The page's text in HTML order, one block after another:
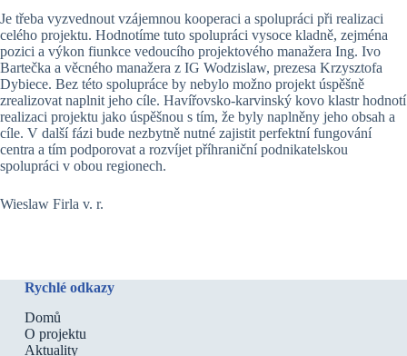
Je třeba vyzvednout vzájemnou kooperaci a spolupráci při realizaci
celého projektu. Hodnotíme tuto spolupráci vysoce kladně, zejména
pozici a výkon fiunkce vedoucího projektového manažera Ing. Ivo
Bartečka a věcného manažera z IG Wodzislaw, prezesa Krzysztofa
Dybiece. Bez této spolupráce by nebylo možno projekt úspěšně
zrealizovat naplnit jeho cíle. Havířovsko-karvinský kovo klastr hodnotí
realizaci projektu jako úspěšnou s tím, že byly naplněny jeho obsah a
cíle. V další fázi bude nezbytně nutné zajistit perfektní fungování
centra a tím podporovat a rozvíjet příhraniční podnikatelskou
spolupráci v obou regionech.
Wieslaw Firla v. r.
Rychlé odkazy
Domů
O projektu
Aktuality